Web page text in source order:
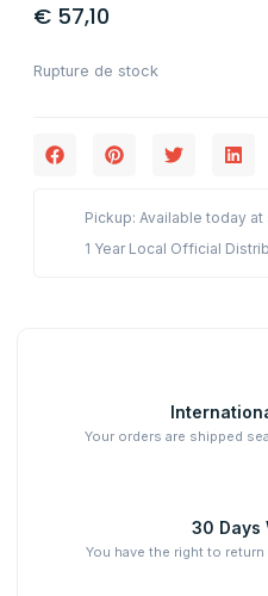
€ 57,10
Rupture de stock
Pickup: Available today at
1 Year Local Official
Your orders are shipped
30 Days
You have the right to